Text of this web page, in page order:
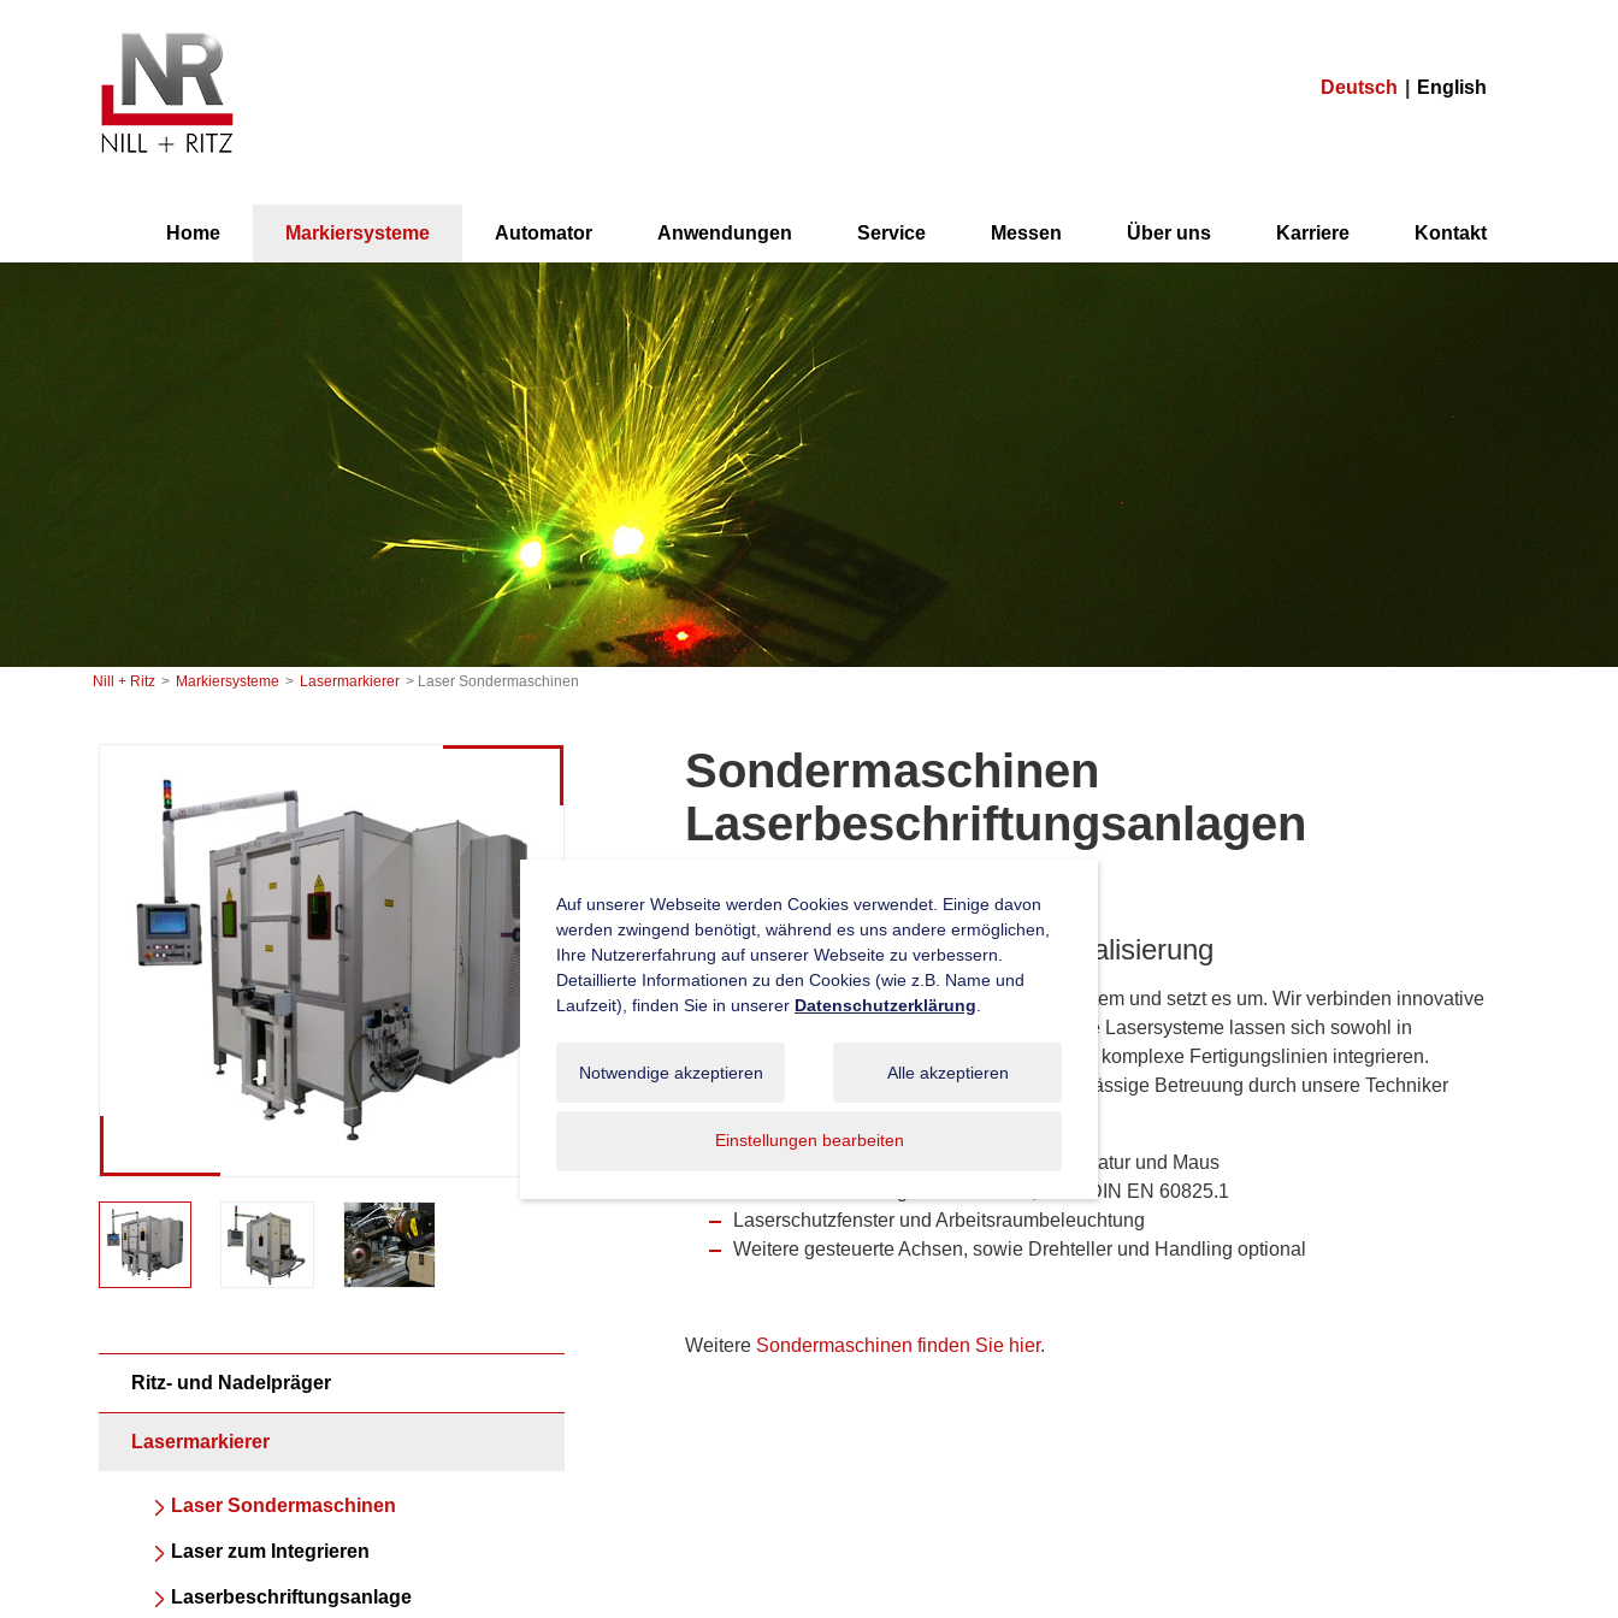
Nill + Ritz
Deutsch English
Home Markiersysteme Automator Anwendungen Service Messen Über uns Karriere Kontakt
Nill + Ritz > Markiersysteme > Lasermarkierer > Laser Sondermaschinen
Ritz- und Nadelpräger
Lasermarkierer
Laser Sondermaschinen
Laser zum Integrieren
Laserbeschriftungsanlage
Sondermaschinen
Laserbeschriftungsanlagen
Projektierung - Entwicklung - Realisierung
Nill+Ritz plant mit Ihnen ihr Kennzeichnungssystem und setzt es um. Wir verbinden innovative
Technologie mit einfacher Bedienbarkeit. Unsere Lasersysteme lassen sich sowohl in
automatische oder halbautomatische als auch in komplexe Fertigungslinien integrieren.
Kompetente Beratung von Anfang an und zuverlässige Betreuung durch unsere Techniker
Alu-Profil mit Schwenkarm für Monitor, Tastatur und Maus
Gehäuseausführung Laserklasse 1, nach DIN EN 60825.1
Laserschutzfenster und Arbeitsraumbeleuchtung
Weitere gesteuerte Achsen, sowie Drehteller und Handling optional
Weitere Sondermaschinen finden Sie hier.
Auf unserer Webseite werden Cookies verwendet. Einige davon
werden zwingend benötigt, während es uns andere ermöglichen,
Ihre Nutzererfahrung auf unserer Webseite zu verbessern.
Detaillierte Informationen zu den Cookies (wie z.B. Name und
Laufzeit), finden Sie in unserer Datenschutzerklärung
Einstellungen bearbeiten
Notwendige akzeptieren Alle akzeptieren